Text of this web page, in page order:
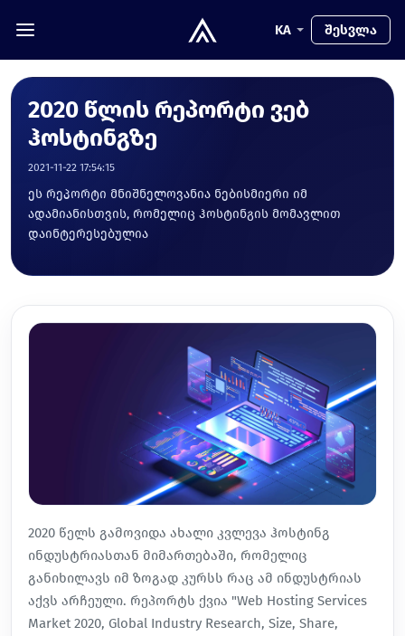
KA შესვლა
2020 წლის რეპორტი ვებ
ჰოსტინგზე
2021-11-22 17:54:15
ეს რეპორტი მნიშნელოვანია ნებისმიერი იმ
ადამიანისთვის, რომელიც ჰოსტინგის მომავლით
დაინტერესებულია
2020 წელს გამოვიდა ახალი კვლევა ჰოსტინგ
ინდუსტრიასთან მიმართებაში, რომელიც
განიხილავს იმ ზოგად კურსს რაც ამ ინდუსტრიას
აქვს არჩეული. რეპორტს ქვია "Web Hosting Services
Market 2020, Global Industry Research, Size, Share,